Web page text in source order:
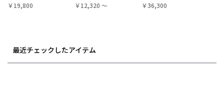
￥19,800 ￥12,320 〜 ￥36,300
最近チェックしたアイテム